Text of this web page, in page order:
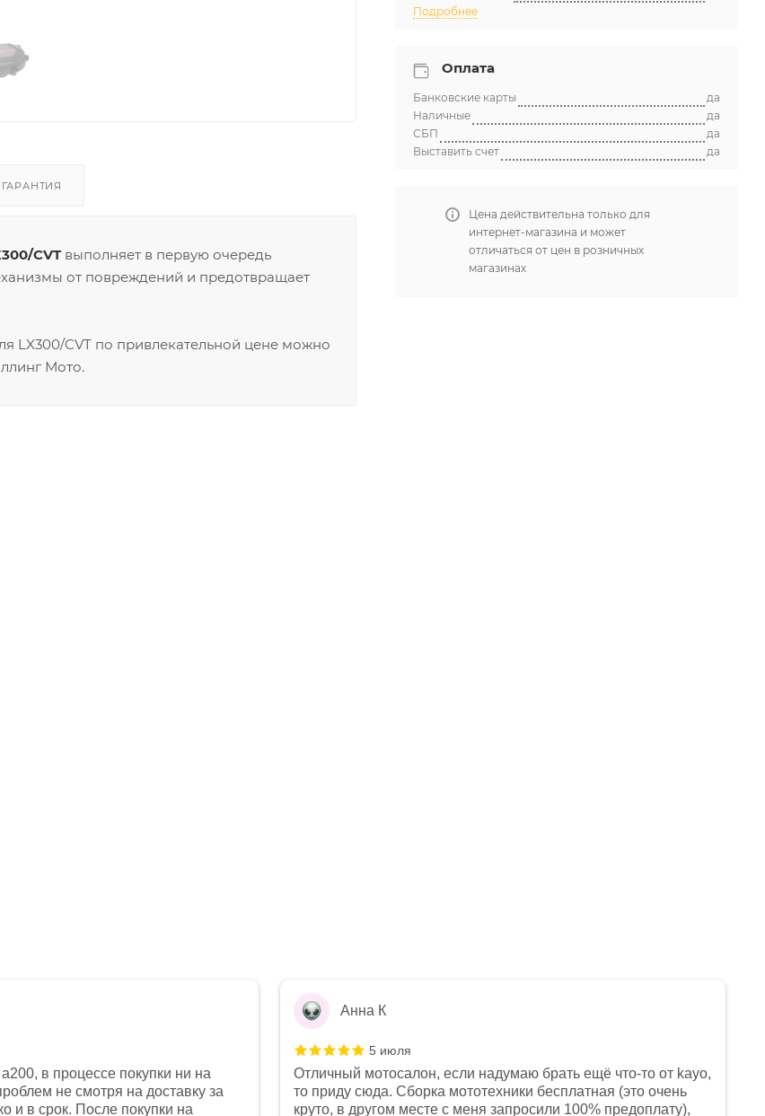
ГАРАНТИЯ
CVTвыполняет в первую очередь
от повреждений и предотвращает
LX300/CVT по привлекательной цене можно
Мото.
Подробнее
Оплата
Банковские карты
да
Наличные
да
СБП
да
Выставить счет
да
Цена действительна только для
интернет-магазина и может
отличаться от цен в розничных
магазинах
в процессе покупки ни на
не смотря на доставку за
и в срок. После покупки на
Анна К
5 июля
Отличный мотосалон, если надумаю брать ещё что-то от kayo,
то приду сюда. Сборка мототехники бесплатная (это очень
круто, в другом месте с меня запросили 100% предоплату),